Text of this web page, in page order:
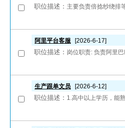
职位描述： 主要负责倍捻纱绕排
阿里平台客服 [2026-6-17]
职位描述： 岗位职责: 负责阿里
生产跟单文员 [2026-6-12]
职位描述： 1.高中以上学历，能